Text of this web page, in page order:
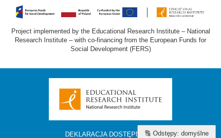
Project implemented by the Educational Research Institute – National
Research Institute – with co-financing from the European Funds for
Social Development (FERS)
DEKLARACJA DOSTĘPNOŚCI🔠 Odstępy: domyślne